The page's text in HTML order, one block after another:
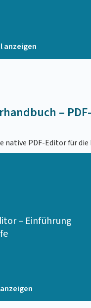
anzeigen
–
native PDF-Editor für die
– Einführung